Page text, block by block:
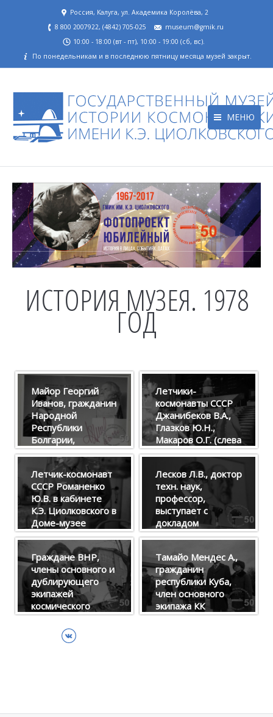
Россия, Калуга, ул. Академика Королёва, 2
8 800 2007922, (4842) 705-025
museum@gmik.ru
10:00 - 18:00 (вт - пт), 10:00 - 19:00 (сб, вс).
По понедельникам и в последнюю пятницу месяца музей закрыт.
МЕНЮ
ИСТОРИЯ МУЗЕЯ. 1978
ГОД
Майор Георгий
Иванов, гражданин
Народной
Республики
Болгарии,
космонавт-
исследователь КК
«Союз-33», в
Доме-музее К.Э.
Циолковского.
..
Летчики-
космонавты СССР
Джанибеков В.А.,
Глазков Ю.Н.,
Макаров О.Г. (слева
направо)
знакомятся с
экспозицией зала
ракетной техники
ГМИК им. К.Э.
Циолковского.
..
Летчик-космонавт
СССР Романенко
Ю.В. в кабинете
К.Э. Циолковского в
Доме-музее
ученого.
..
'
Лесков Л.В., доктор
техн. наук,
профессор,
выступает с
докладом
«Перспективы
индустрии
будущего» на
заключительном
пленарном
заседании XIII
Граждане ВНР,
члены основного и
дублирующего
экипажей
космического
корабля «Союз-36»
Фаркаш Б. и
Мадьяри Б. (справа
Тамайо Мендес А.,
гражданин
республики Куба,
член основного
экипажа КК
«Союз-38» с
ВКонтакте